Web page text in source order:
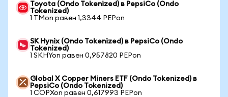
Toyota (Ondo Tokenized) в PepsiCo (Ondo
Tokenized)
1 TMon равен 1,3344 PEPon
SK Hynix (Ondo Tokenized) в PepsiCo (Ondo
Tokenized)
1 SKHYon равен 0,957820 PEPon
Global X Copper Miners ETF (Ondo Tokenized) в
PepsiCo (Ondo Tokenized)
1 COPXon равен 0,617993 PEPon